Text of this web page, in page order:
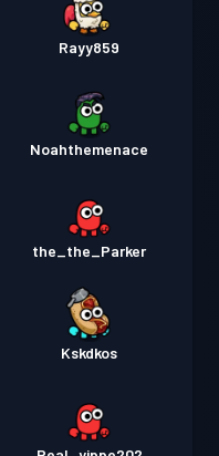
Rayy859
Noahthemenace
the_the_Parker
Kskdkos